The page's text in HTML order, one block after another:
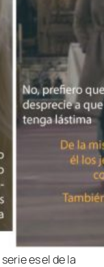
es el de la